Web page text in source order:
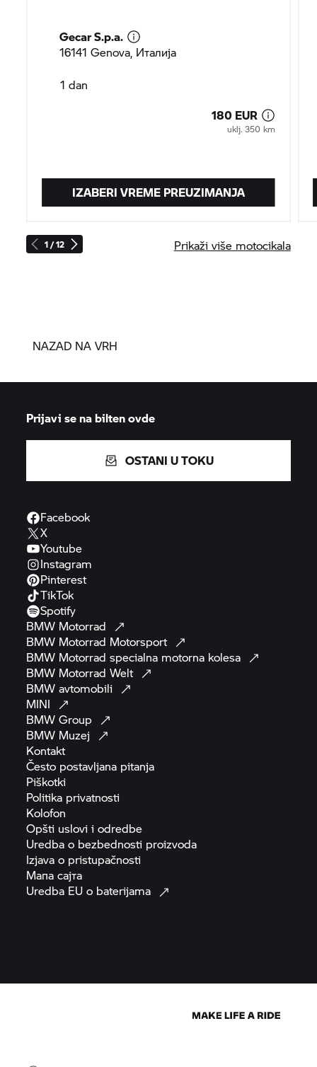
1 / 12
IZABERI VREME PREUZIMANJA
Gecar S.p.a.
16141 Genova, Италија
1 dan
180 EUR
uklj. 350 km
Prikaži više motocikala
NAZAD NA VRH
Prijavi se na bilten ovde
OSTANI U TOKU
Facebook
X
Youtube
Instagram
Pinterest
TikTok
Spotify
BMW Motorrad
BMW Motorrad Motorsport
BMW Motorrad specialna motorna kolesa
BMW Motorrad Welt
BMWavtomobili
MINI
BMWGroup
BMW Muzej
Kontakt
Često postavljana pitanja
Piškotki
Politika privatnosti
Kolofon
Opšti uslovi iodredbe
Uredba o bezbednosti proizvoda
Izjava o pristupačnosti
Мапасајта
Uredba EU o baterijama